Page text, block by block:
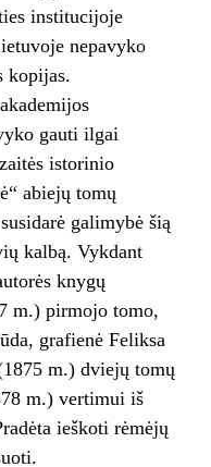
institucijoje
nepavyko
kopijas.
gauti ilgai
istorinio
abiejų tomų
galimybė šią
kalbą. Vykdant
knygų
m.) pirmojo tomo,
grafienė Feliksa
m.) dviejų tomų
m.) vertimui iš
ieškoti rėmėjų